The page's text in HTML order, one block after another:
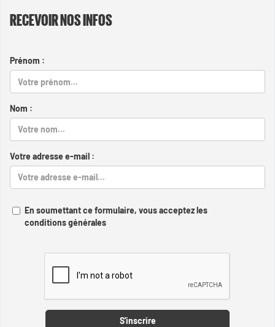
RECEVOIR NOS INFOS
Prénom :
Nom :
Votre adresse e-mail :
En soumettant ce formulaire, vous acceptez les
conditions générales
S'inscrire